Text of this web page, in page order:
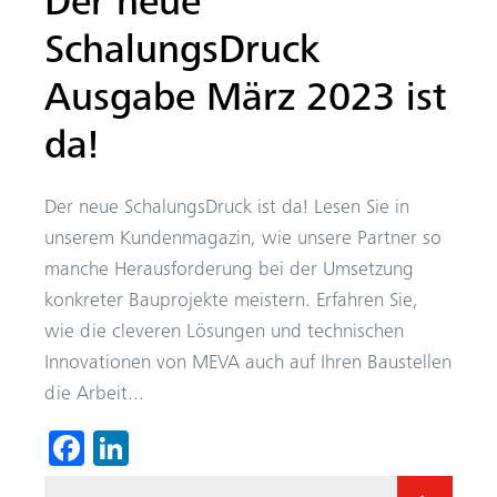
SchalungsDruck
Ausgabe März 2023 ist
da!
Der neue SchalungsDruck ist da! Lesen Sie in
unserem Kundenmagazin, wie unsere Partner so
manche Herausforderung bei der Umsetzung
konkreter Bauprojekte meistern. Erfahren Sie,
wie die cleveren Lösungen und technischen
Innovationen von MEVA auch auf Ihren Baustellen
die Arbeit...
Fa